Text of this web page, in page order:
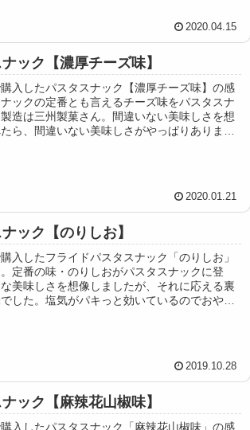
2020.04.15
ック【濃厚チーズ味】
入したパスタスナック【濃厚チーズ味】の感
ックの定番とも言えるチーズ味をパスタスナ
造は三州製菓さん。間違いない美味しさを想
ら、間違いない美味しさがやっぱりありまし
2020.01.21
ック【のりしお】
入したフライドパスタスナック「のりしお」
定番の味・のりしおがパスタスナックに登
美味しさを想像しましたが、それに応える裏
した。塩気がパキっと効いているのでおやつ
2019.10.28
ック【麻辣花山椒味】
入したパスタスナック「麻辣花山椒味」の感